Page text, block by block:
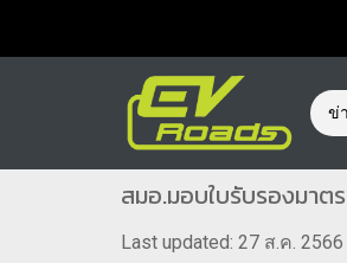
ข่
สมอ.มอบใบรับรองมาต
Last updated: 27 ส.ค. 2566